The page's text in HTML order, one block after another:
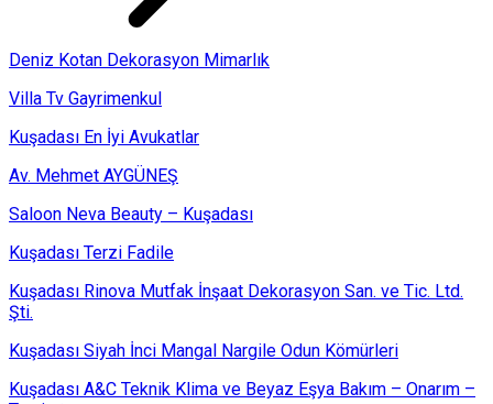
Deniz Kotan Dekorasyon Mimarlık
Villa Tv Gayrimenkul
Kuşadası En İyi Avukatlar
Av. Mehmet AYGÜNEŞ
Saloon Neva Beauty – Kuşadası
Kuşadası Terzi Fadile
Kuşadası Rinova Mutfak İnşaat Dekorasyon San. ve Tic. Ltd.
Şti.
Kuşadası Siyah İnci Mangal Nargile Odun Kömürleri
Kuşadası A&C Teknik Klima ve Beyaz Eşya Bakım – Onarım –